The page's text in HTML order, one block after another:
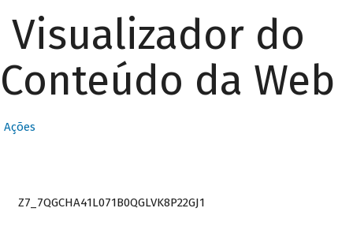
Visualizador do
Conteúdo da Web
Ações
Z7_7QGCHA41L071B0QGLVK8P22GJ1